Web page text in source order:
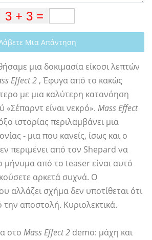
Μια Απάντηση
μια δοκιμασία είκοσι λεπτών
Effect 2 , Έφυγα από το κακώς
με μια καλύτερη κατανόηση
«Σέπαρντ είναι νεκρό». Mass Effect
ιστορίας περιλαμβάνει μια
- μια που κανείς, ίσως και ο
περιμένει από τον Shepard να
μήνυμα από το teaser είναι αυτό
αρκετά συχνά. Ο
αλλάζει σχήμα δεν υποτίθεται ότι
αποστολή. Κυριολεκτικά.
στο Mass Effect 2 demo: μάχη και